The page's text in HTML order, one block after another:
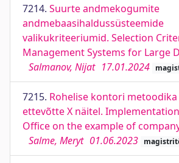
7214. Suurte andmekogumite
andmebaasihaldussüsteemide
valikukriteeriumid. Selection
Management Systems for Large
Salmanov, Nijat 17.01.2024
7215. Rohelise kontori
ettevõtte X näitel.
Office on the example of
Salme, Meryt 01.06.2023